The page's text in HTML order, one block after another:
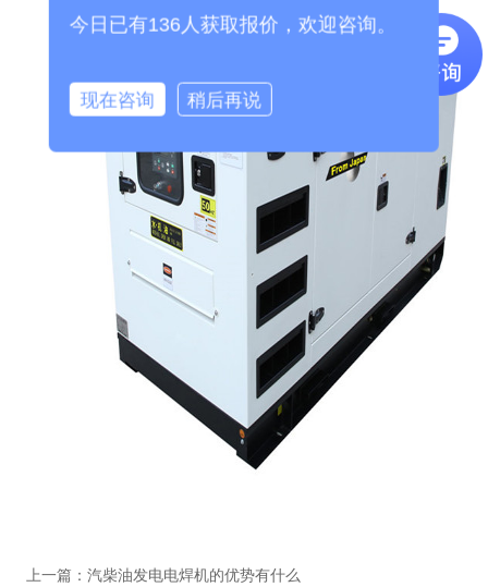
上一篇：汽柴油发电电焊机的优势有什么
今日已有136人获取报价，欢迎咨询。
现在咨询 稍后再说